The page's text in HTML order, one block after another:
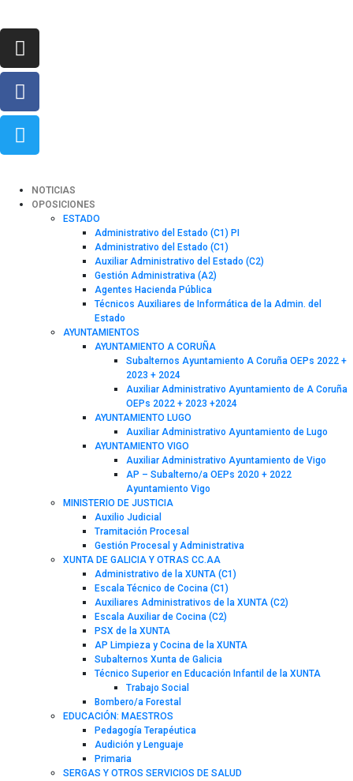
NOTICIAS
OPOSICIONES
ESTADO
Administrativo del Estado (C1) PI
Administrativo del Estado (C1)
Auxiliar Administrativo del Estado (C2)
Gestión Administrativa (A2)
Agentes Hacienda Pública
Técnicos Auxiliares de Informática de la Admin. del
Estado
AYUNTAMIENTOS
AYUNTAMIENTO A CORUÑA
Subalternos Ayuntamiento A Coruña OEPs 2022 +
2023 + 2024
Auxiliar Administrativo Ayuntamiento de A Coruña
OEPs 2022 + 2023 +2024
AYUNTAMIENTO LUGO
Auxiliar Administrativo Ayuntamiento de Lugo
AYUNTAMIENTO VIGO
Auxiliar Administrativo Ayuntamiento de Vigo
AP – Subalterno/a OEPs 2020 + 2022
Ayuntamiento Vigo
MINISTERIO DE JUSTICIA
Auxilio Judicial
Tramitación Procesal
Gestión Procesal y Administrativa
XUNTA DE GALICIA Y OTRAS CC.AA
Administrativo de la XUNTA (C1)
Escala Técnico de Cocina (C1)
Auxiliares Administrativos de la XUNTA (C2)
Escala Auxiliar de Cocina (C2)
PSX de la XUNTA
AP Limpieza y Cocina de la XUNTA
Subalternos Xunta de Galicia
Técnico Superior en Educación Infantil de la XUNTA
Trabajo Social
Bombero/a Forestal
EDUCACIÓN: MAESTROS
Pedagogía Terapéutica
Audición y Lenguaje
Primaria
SERGAS Y OTROS SERVICIOS DE SALUD